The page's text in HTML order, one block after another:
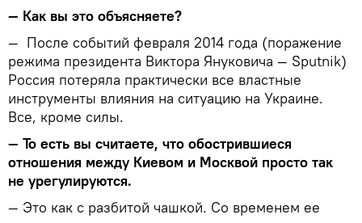
— Как вы это объясняете?
— После событий февраля 2014 года (поражение
режима президента Виктора Януковича — Sputnik)
Россия потеряла практически все властные
инструменты влияния на ситуацию на Украине.
Все, кроме силы.
— То есть вы считаете, что обострившиеся
отношения между Киевом и Москвой просто так
не урегулируются.
— Это как с разбитой чашкой. Со временем ее